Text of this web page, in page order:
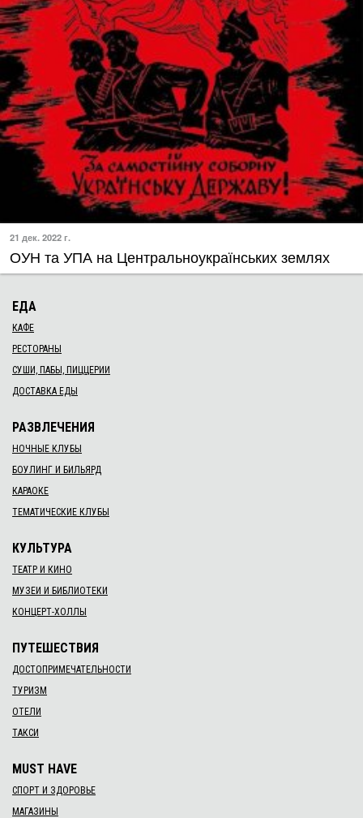
21 дек. 2022 г.
ОУН та УПА на Центральноукраїнських землях
ЕДА
КАФЕ
РЕСТОРАНЫ
СУШИ, ПАБЫ, ПИЦЦЕРИИ
ДОСТАВКА ЕДЫ
РАЗВЛЕЧЕНИЯ
НОЧНЫЕ КЛУБЫ
БОУЛИНГ И БИЛЬЯРД
КАРАОКЕ
ТЕМАТИЧЕСКИЕ КЛУБЫ
КУЛЬТУРА
ТЕАТР И КИНО
МУЗЕИ И БИБЛИОТЕКИ
КОНЦЕРТ-ХОЛЛЫ
ПУТЕШЕСТВИЯ
ДОСТОПРИМЕЧАТЕЛЬНОСТИ
ТУРИЗМ
ОТЕЛИ
ТАКСИ
MUST HAVE
СПОРТ И ЗДОРОВЬЕ
МАГАЗИНЫ